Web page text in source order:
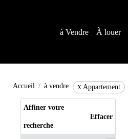
à Vendre À louer
Accueil à vendre X Appartement
Affiner votre
recherche
Effacer